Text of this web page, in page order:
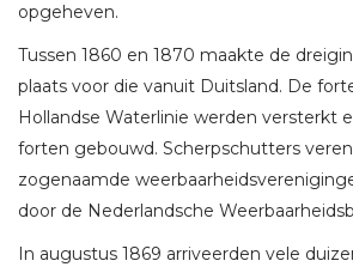
opgeheven.
Tussen 1860 en 1870 maakte de
plaats voor die vanuit Duitsland. De
Hollandse Waterlinie werden versterkt
forten gebouwd. Scherpschutters
zogenaamde
door de Nederlandsche
In augustus 1869 arriveerden vele